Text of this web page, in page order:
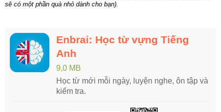
sẽ có một phần quà nhỏ dành cho bạn).
Enbrai: Học từ vựng Tiếng
Anh
9,0 MB
Học từ mới mỗi ngày, luyện nghe, ôn tập và
kiểm tra.